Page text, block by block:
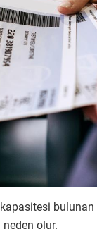
olur.